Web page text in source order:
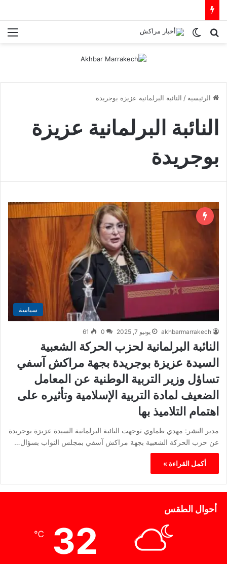
بحث عنالوضع المظلم
الرئيسية / النائبة البرلمانية عزيزة بوجريدة
النائبة البرلمانية عزيزة
بوجريدة
سياسة
akhbarmarrakech يونيو 7, 2025 0
61
النائبة البرلمانية لحزب الحركة الشعبية
السيدة عزيزة بوجريدة بجهة مراكش آسفي
تساؤل وزير التربية الوطنية عن المعامل
الضعيف لمادة التربية الإسلامية وتأثيره على
اهتمام التلاميذ بها
مدير النشر: مهدي طماوي توجهت النائبة البرلمانية السيدة عزيزة بوجريدة
عن حزب الحركة الشعبية بجهة مراكش آسفي بمجلس النواب بسؤال…
أكمل القراءة »
أحوال الطقس
32
℃